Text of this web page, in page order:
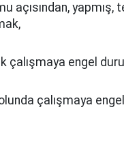
açısından,
çalışmaya engel
çalışmaya